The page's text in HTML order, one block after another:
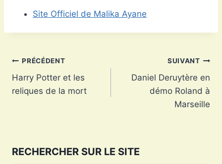
Site Officiel de Malika Ayane
Navigation
de
PRÉCÉDENT
Harry Potter et les
reliques de la mort
SUIVANT
Daniel Deruytère en
démo Roland à
Marseille
RECHERCHER SUR LE SITE